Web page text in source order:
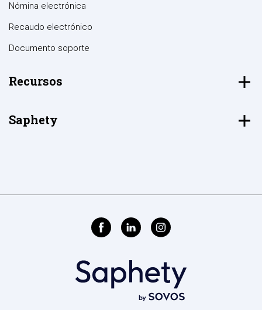
Nómina electrónica
Recaudo electrónico
Documento soporte
Recursos
Saphety